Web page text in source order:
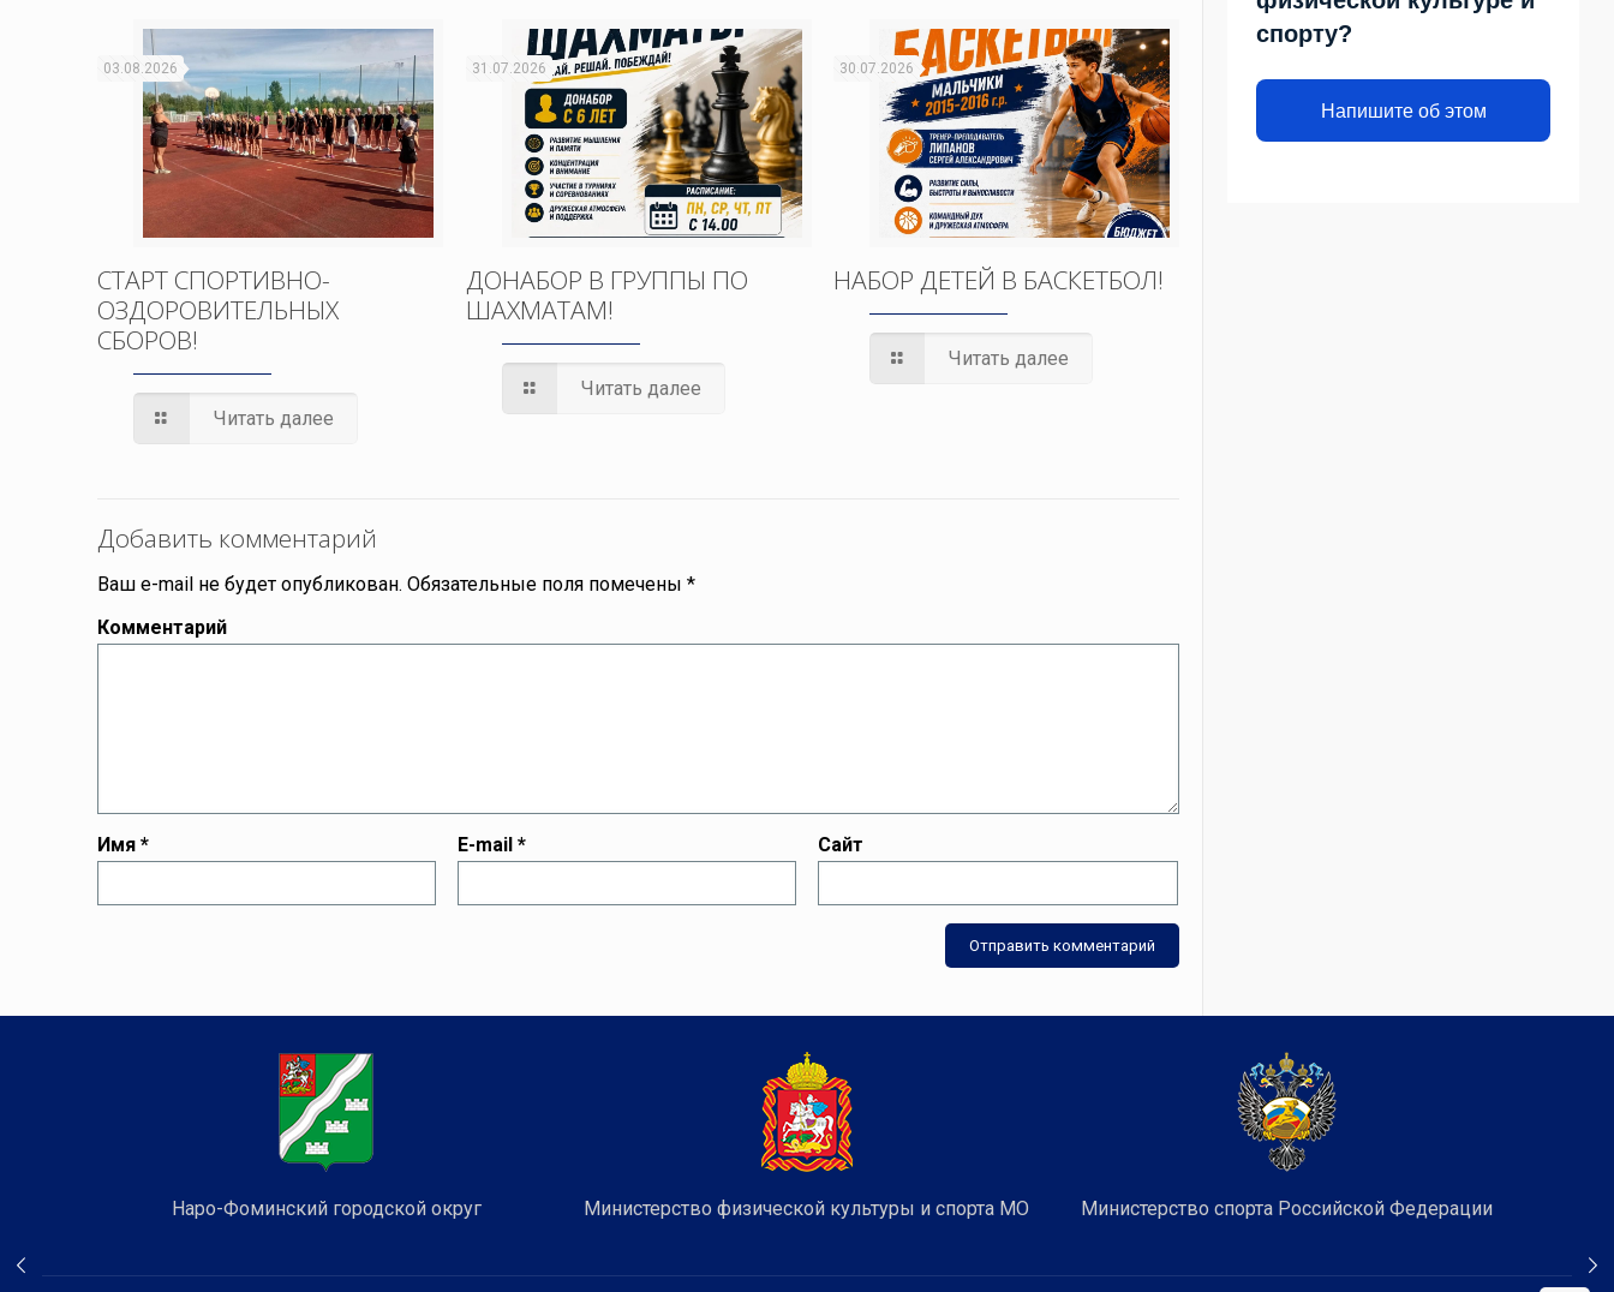
03.08.2026
СТАРТ СПОРТИВНО-
ОЗДОРОВИТЕЛЬНЫХ
СБОРОВ!
Читать далее
31.07.2026
ДОНАБОР В ГРУППЫ ПО
ШАХМАТАМ!
Читать далее
30.07.2026
НАБОР ДЕТЕЙ В БАСКЕТБОЛ!
Читать далее
Добавить комментарий
Ваш e-mail не будет опубликован. Обязательные поля помечены*
Комментарий
Имя* E-mail* Сайт
спорту?
Напишите об этом
Наро-Фоминский городской округ Министерство физической культуры и спорта МО Министерство спорта Российской Федерации